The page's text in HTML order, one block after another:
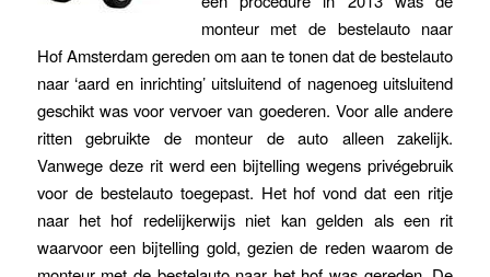
monteur met de bestelauto naar
Hof Amsterdam gereden om aan te tonen dat de bestelauto
naar ‘aard en inrichting’ uitsluitend of nagenoeg uitsluitend
geschikt was voor vervoer van goederen. Voor alle andere
ritten gebruikte de monteur de auto alleen zakelijk.
Vanwege deze rit werd een bijtelling wegens privégebruik
voor de bestelauto toegepast. Het hof vond dat een ritje
naar het hof redelijkerwijs niet kan gelden als een rit
waarvoor een bijtelling gold, gezien de reden waarom de